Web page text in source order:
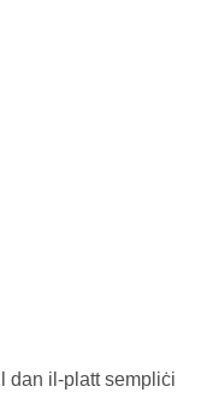
dan il-platt sempliċi